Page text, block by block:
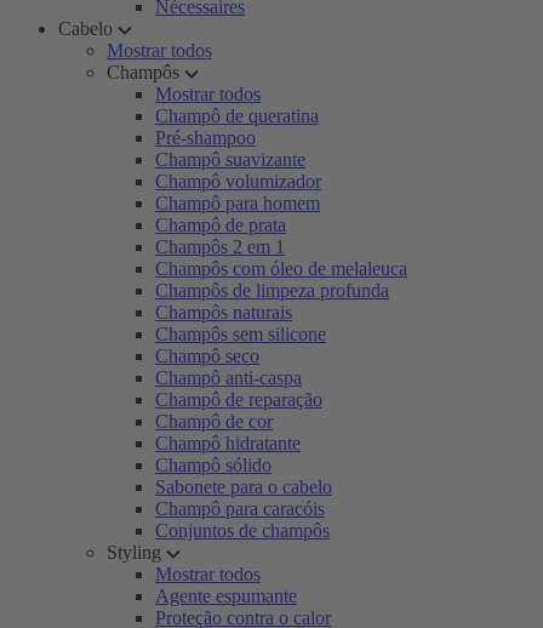
Nécessaires
Cabelo
Mostrar todos
Champôs
Mostrar todos
Champô de queratina
Pré-shampoo
Champô suavizante
Champô volumizador
Champô para homem
Champô de prata
Champôs 2 em 1
Champôs com óleo de melaleuca
Champôs de limpeza profunda
Champôs naturais
Champôs sem silicone
Champô seco
Champô anti-caspa
Champô de reparação
Champô de cor
Champô hidratante
Champô sólido
Sabonete para o cabelo
Champô para caracóis
Conjuntos de champôs
Styling
Mostrar todos
Agente espumante
Proteção contra o calor